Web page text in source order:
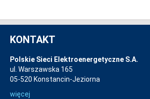
KONTAKT
Polskie Sieci Elektroenergetyczne S.A.
ul. Warszawska 165
05-520 Konstancin-Jeziorna
więcej